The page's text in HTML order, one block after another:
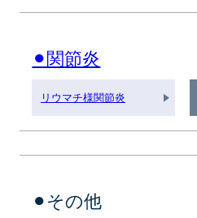
⚫︎関節炎
リウマチ様関節炎
⚫︎その他